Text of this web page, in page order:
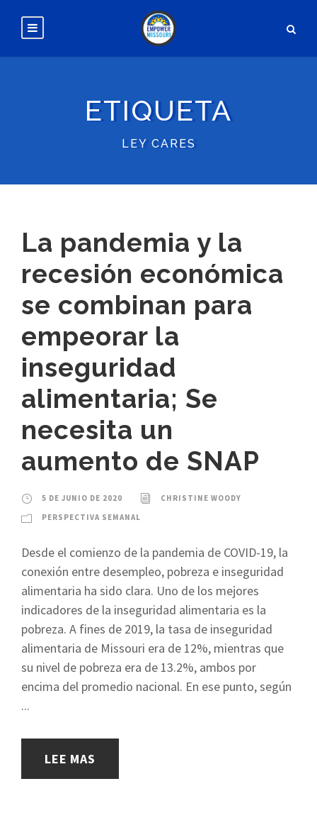
ETIQUETA
LEY CARES
La pandemia y la
recesión económica
se combinan para
empeorar la
inseguridad
alimentaria; Se
necesita un
aumento de SNAP
5 DE JUNIO DE 2020
CHRISTINE WOODY
PERSPECTIVA SEMANAL
Desde el comienzo de la pandemia de COVID-19, la
conexión entre desempleo, pobreza e inseguridad
alimentaria ha sido clara. Uno de los mejores
indicadores de la inseguridad alimentaria es la
pobreza. A fines de 2019, la tasa de inseguridad
alimentaria de Missouri era de 12%, mientras que
su nivel de pobreza era de 13.2%, ambos por
encima del promedio nacional. En ese punto, según
...
LEE MAS